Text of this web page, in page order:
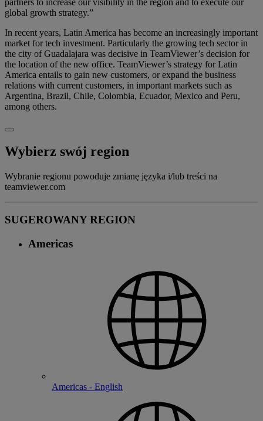
global growth strategy.”
In recent years, Latin America has become an increasingly important
market for tech investment. Particularly the growing tech sector in
the city of Guadalajara was decisive in TeamViewer’s decision for
the location of the new office. TeamViewer’s strategy for Latin
America entails to gain new customers, or expand the business
relations with current customers, in important markets such as
Argentina, Brazil, Chile, Colombia, Ecuador, Mexico and Peru,
among others.
Wybierz swój region
Wybranie regionu powoduje zmianę języka i/lub treści na
teamviewer.com
SUGEROWANY REGION
Americas
Americas - English